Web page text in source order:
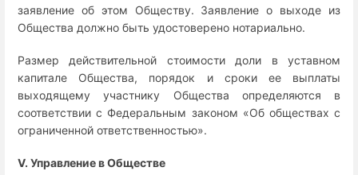
заявление об этом Обществу. Заявление о выходе из
Общества должно быть удостоверено нотариально.
Размер действительной стоимости доли в уставном
капитале Общества, порядок и сроки ее выплаты
выходящему участнику Общества определяются в
соответствии с Федеральным законом «Об обществах с
ограниченной ответственностью».
V. Управление в Обществе